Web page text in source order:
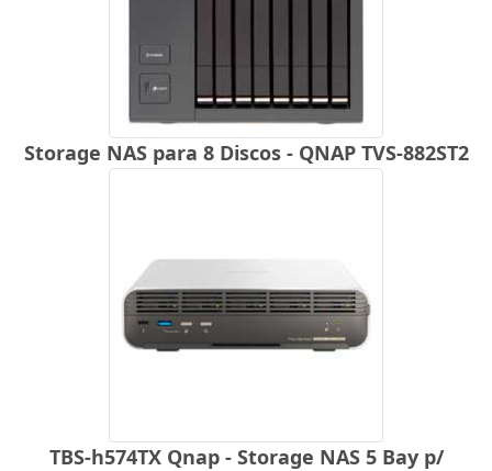
Storage NAS para 8 Discos - QNAP TVS-882ST2
TBS-h574TX Qnap - Storage NAS 5 Bay p/